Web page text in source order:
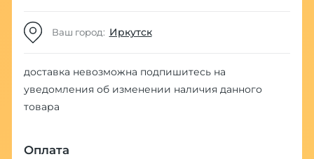
Ваш город: Иркутск
доставка невозможна подпишитесь на
уведомления об изменении наличия данного
товара
Оплата